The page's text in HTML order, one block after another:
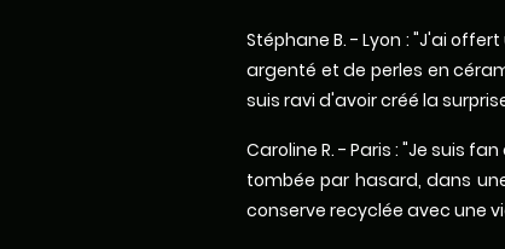
Stéphane B. - Lyon : "J'ai
argenté et de perles en
suis ravi d'avoir créé la
Caroline R. - Paris : "Je suis
tombée par hasard, dans
conserve recyclée avec une